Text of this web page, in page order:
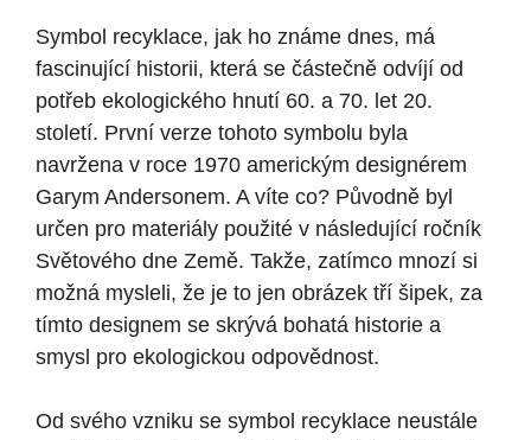
Symbol recyklace, jak ho známe dnes, má
fascinující historii, která se částečně odvíjí od
potřeb ekologického hnutí 60. a 70. let 20.
století. První verze tohoto symbolu byla
navržena v roce 1970 americkým designérem
Garym Andersonem. A víte co? Původně byl
určen pro materiály použité v následující ročník
Světového dne Země. Takže, zatímco mnozí si
možná mysleli, že je to jen obrázek tří šipek, za
tímto designem se skrývá bohatá historie a
smysl pro ekologickou odpovědnost.
Od svého vzniku se symbol recyklace neustále